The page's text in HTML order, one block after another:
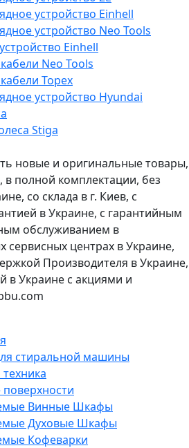
устройство Einhell
устройство Neo Tools
Einhell
Neo Tools
Topex
устройство Hyundai
Stiga
новые и оригинальные товары,
в полной комплектации, без
со склада в г. Киев, с
в Украине, с гарантийным
обслуживанием в
сервисных центрах в Украине,
Производителя в Украине,
в Украине с акциями и
стиральной машины
Винные Шкафы
Духовые Шкафы
Кофеварки